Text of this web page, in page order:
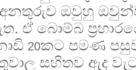
ඔවුහු
ඒ බොම්බ
20කට පමණ
සහිතව ඇද